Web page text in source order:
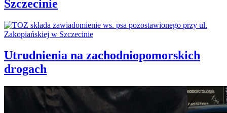
Szczecinie
Utrudnienia na zachodniopomorskich
drogach